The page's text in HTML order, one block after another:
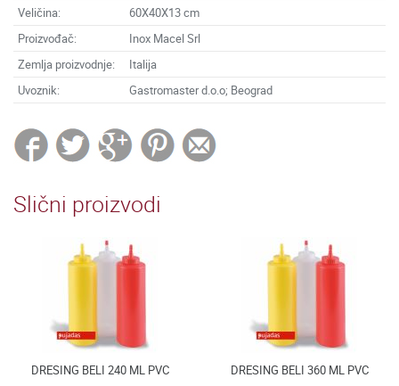
Veličina:
60X40X13 cm
Proizvođač:
Inox Macel Srl
Zemlja proizvodnje:
Italija
Uvoznik:
Gastromaster d.o.o; Beograd
Slični proizvodi
DRESING BELI 240 ML PVC
DRESING BELI 360 ML PVC